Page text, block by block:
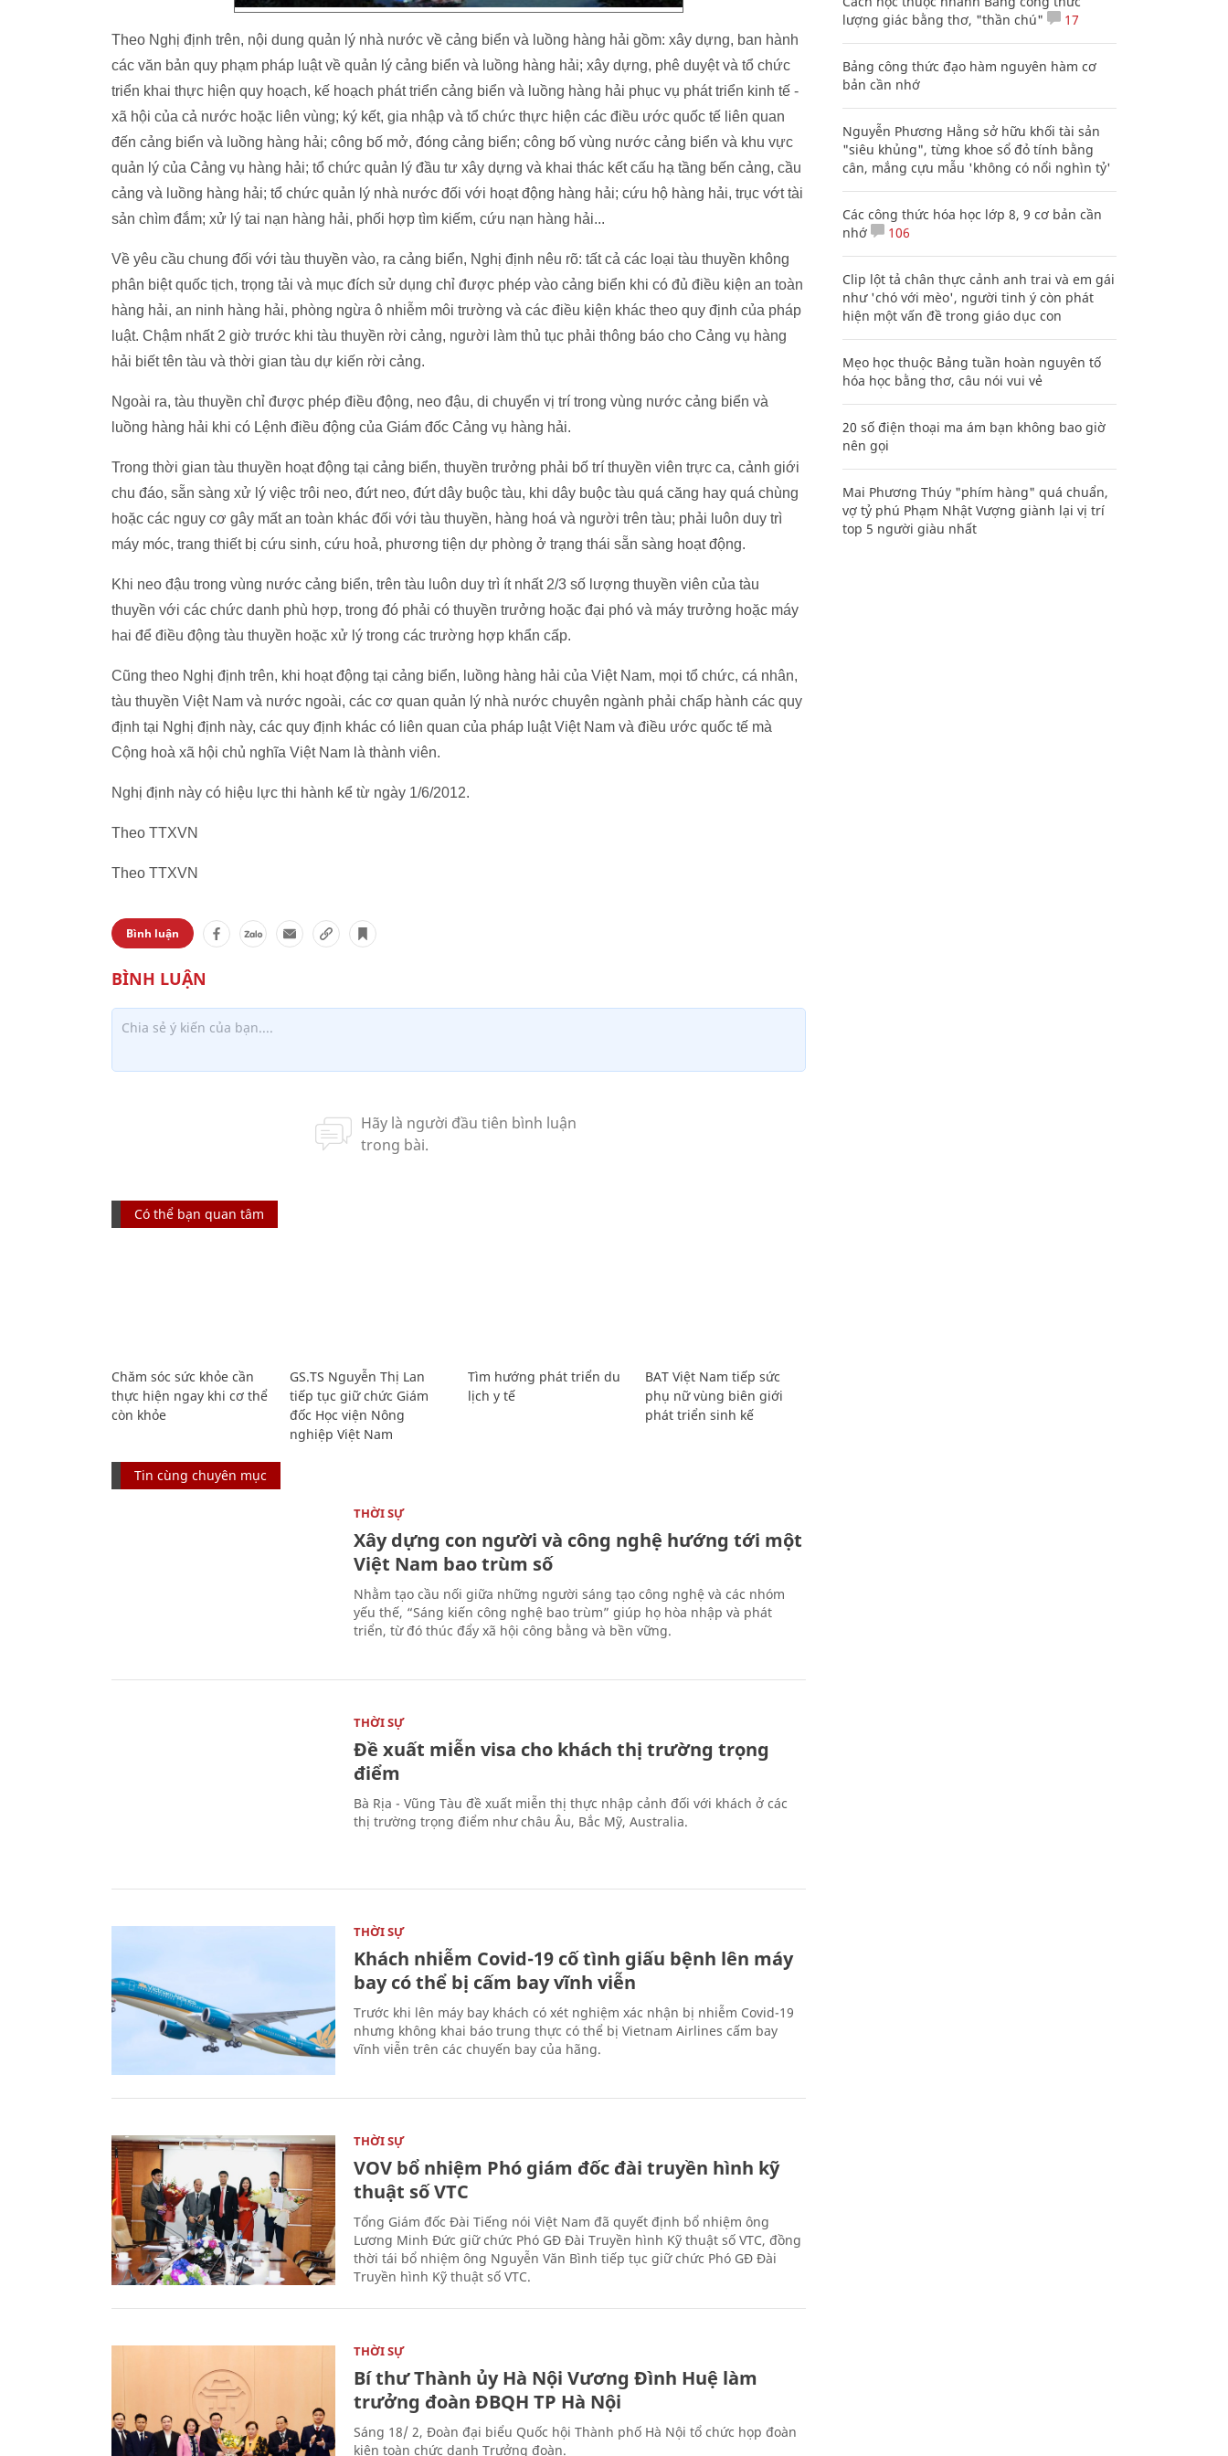
Theo Nghị định trên, nội dung quản lý nhà nước về cảng biển và luồng hàng hải gồm: xây dựng, ban hành
các văn bản quy phạm pháp luật về quản lý cảng biển và luồng hàng hải; xây dựng, phê duyệt và tổ chức
triển khai thực hiện quy hoạch, kế hoạch phát triển cảng biển và luồng hàng hải phục vụ phát triển kinh tế -
xã hội của cả nước hoặc liên vùng; ký kết, gia nhập và tổ chức thực hiện các điều ước quốc tế liên quan
đến cảng biển và luồng hàng hải; công bố mở, đóng cảng biển; công bố vùng nước cảng biển và khu vực
quản lý của Cảng vụ hàng hải; tổ chức quản lý đầu tư xây dựng và khai thác kết cấu hạ tầng bến cảng, cầu
cảng và luồng hàng hải; tổ chức quản lý nhà nước đối với hoạt động hàng hải; cứu hộ hàng hải, trục vớt tài
sản chìm đắm; xử lý tai nạn hàng hải, phối hợp tìm kiếm, cứu nạn hàng hải...
Về yêu cầu chung đối với tàu thuyền vào, ra cảng biển, Nghị định nêu rõ: tất cả các loại tàu thuyền không
phân biệt quốc tịch, trọng tải và mục đích sử dụng chỉ được phép vào cảng biển khi có đủ điều kiện an toàn
hàng hải, an ninh hàng hải, phòng ngừa ô nhiễm môi trường và các điều kiện khác theo quy định của pháp
luật. Chậm nhất 2 giờ trước khi tàu thuyền rời cảng, người làm thủ tục phải thông báo cho Cảng vụ hàng
hải biết tên tàu và thời gian tàu dự kiến rời cảng.
Ngoài ra, tàu thuyền chỉ được phép điều động, neo đậu, di chuyển vị trí trong vùng nước cảng biển và
luồng hàng hải khi có Lệnh điều động của Giám đốc Cảng vụ hàng hải.
Trong thời gian tàu thuyền hoạt động tại cảng biển, thuyền trưởng phải bố trí thuyền viên trực ca, cảnh giới
chu đáo, sẵn sàng xử lý việc trôi neo, đứt neo, đứt dây buộc tàu, khi dây buộc tàu quá căng hay quá chùng
hoặc các nguy cơ gây mất an toàn khác đối với tàu thuyền, hàng hoá và người trên tàu; phải luôn duy trì
máy móc, trang thiết bị cứu sinh, cứu hoả, phương tiện dự phòng ở trạng thái sẵn sàng hoạt động.
Khi neo đậu trong vùng nước cảng biển, trên tàu luôn duy trì ít nhất 2/3 số lượng thuyền viên của tàu
thuyền với các chức danh phù hợp, trong đó phải có thuyền trưởng hoặc đại phó và máy trưởng hoặc máy
hai để điều động tàu thuyền hoặc xử lý trong các trường hợp khẩn cấp.
Cũng theo Nghị định trên, khi hoạt động tại cảng biển, luồng hàng hải của Việt Nam, mọi tổ chức, cá nhân,
tàu thuyền Việt Nam và nước ngoài, các cơ quan quản lý nhà nước chuyên ngành phải chấp hành các quy
định tại Nghị định này, các quy định khác có liên quan của pháp luật Việt Nam và điều ước quốc tế mà
Cộng hoà xã hội chủ nghĩa Việt Nam là thành viên.
Nghị định này có hiệu lực thi hành kể từ ngày 1/6/2012.
Theo TTXVN
Theo TTXVN
Bình luận
Có thể bạn quan tâm
Chăm sóc sức khỏe cần
thực hiện ngay khi cơ thể
còn khỏe
GS.TS Nguyễn Thị Lan
tiếp tục giữ chức Giám
đốc Học viện Nông
nghiệp Việt Nam
Tìm hướng phát triển du
lịch y tế
BAT Việt Nam tiếp sức
phụ nữ vùng biên giới
phát triển sinh kế
Tin cùng chuyên mục
THỜI SỰ
Xây dựng con người và công nghệ hướng tới một
Việt Nam bao trùm số
Nhằm tạo cầu nối giữa những người sáng tạo công nghệ và các nhóm
yếu thế, “Sáng kiến công nghệ bao trùm” giúp họ hòa nhập và phát
triển, từ đó thúc đẩy xã hội công bằng và bền vững.
THỜI SỰ
Đề xuất miễn visa cho khách thị trường trọng
điểm
Bà Rịa - Vũng Tàu đề xuất miễn thị thực nhập cảnh đối với khách ở các
thị trường trọng điểm như châu Âu, Bắc Mỹ, Australia.
THỜI SỰ
Khách nhiễm Covid-19 cố tình giấu bệnh lên máy
bay có thể bị cấm bay vĩnh viễn
Trước khi lên máy bay khách có xét nghiệm xác nhận bị nhiễm Covid-19
nhưng không khai báo trung thực có thể bị Vietnam Airlines cấm bay
vĩnh viễn trên các chuyến bay của hãng.
THỜI SỰ
VOV bổ nhiệm Phó giám đốc đài truyền hình kỹ
thuật số VTC
Tổng Giám đốc Đài Tiếng nói Việt Nam đã quyết định bổ nhiệm ông
Lương Minh Đức giữ chức Phó GĐ Đài Truyền hình Kỹ thuật số VTC, đồng
thời tái bổ nhiệm ông Nguyễn Văn Bình tiếp tục giữ chức Phó GĐ Đài
Truyền hình Kỹ thuật số VTC.
THỜI SỰ
Bí thư Thành ủy Hà Nội Vương Đình Huệ làm
trưởng đoàn ĐBQH TP Hà Nội
Sáng 18/ 2, Đoàn đại biểu Quốc hội Thành phố Hà Nội tổ chức họp đoàn
kiện toàn chức danh Trưởng đoàn.
lượng giác bằng thơ, "thần chú"
17
Bảng công thức đạo hàm nguyên hàm cơ
bản cần nhớ
Nguyễn Phương Hằng sở hữu khối tài sản
"siêu khủng", từng khoe sổ đỏ tính bằng
cân, mắng cựu mẫu 'không có nổi nghìn tỷ'
Các công thức hóa học lớp 8, 9 cơ bản cần
nhớ
106
Clip lột tả chân thực cảnh anh trai và em gái
như 'chó với mèo', người tinh ý còn phát
hiện một vấn đề trong giáo dục con
Mẹo học thuộc Bảng tuần hoàn nguyên tố
hóa học bằng thơ, câu nói vui vẻ
20 số điện thoại ma ám bạn không bao giờ
nên gọi
Mai Phương Thúy "phím hàng" quá chuẩn,
vợ tỷ phú Phạm Nhật Vượng giành lại vị trí
top 5 người giàu nhất